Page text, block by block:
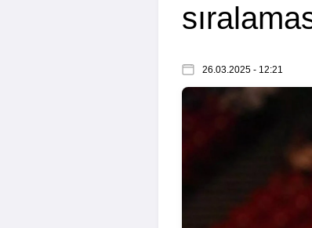
26.03.2025 - 12:21